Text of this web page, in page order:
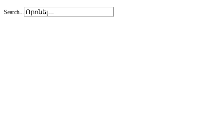
Search...